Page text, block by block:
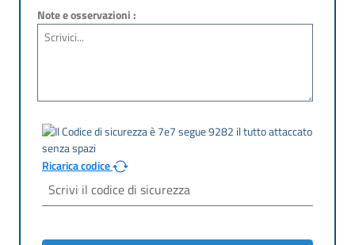
Note e osservazioni :
Ricarica codice